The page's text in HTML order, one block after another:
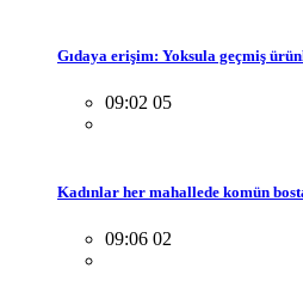
Gıdaya erişim: Yoksula geçmiş
09:02 05
Kadınlar her mahallede komün
09:06 02